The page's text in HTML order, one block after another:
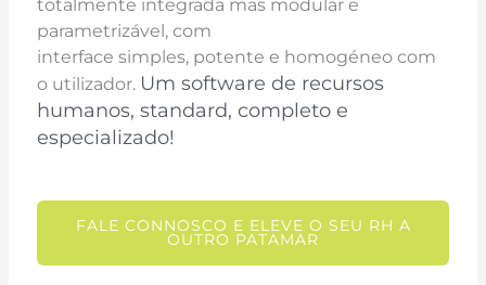
totalmente integrada mas modular e
parametrizável, com
interface simples, potente e homogéneo com
o utilizador. Um software de recursos
humanos, standard, completo e
especializado!
FALE CONNOSCO E ELEVE O SEU RH A
OUTRO PATAMAR